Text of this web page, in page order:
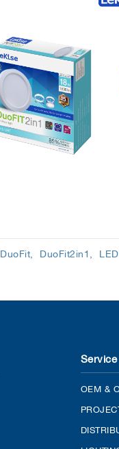
DuoFit DuoFit2in1
Service
OEM &